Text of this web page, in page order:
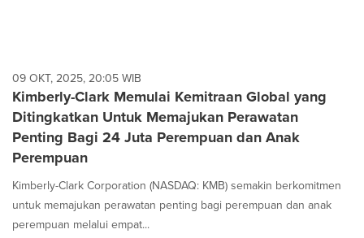
09 OKT, 2025, 20:05 WIB
Kimberly-Clark Memulai Kemitraan Global yang
Ditingkatkan Untuk Memajukan Perawatan
Penting Bagi 24 Juta Perempuan dan Anak
Perempuan
Kimberly-Clark Corporation (NASDAQ: KMB) semakin berkomitmen
untuk memajukan perawatan penting bagi perempuan dan anak
perempuan melalui empat...